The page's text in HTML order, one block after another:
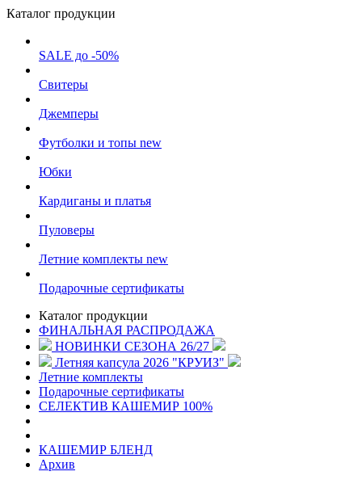
Каталог продукции
SALE до -50%
Свитеры
Джемперы
Футболки и топы new
Юбки
Кардиганы и платья
Пуловеры
Летние комплекты new
Подарочные сертификаты
Каталог продукции
ФИНАЛЬНАЯ РАСПРОДАЖА
НОВИНКИ СЕЗОНА 26/27
Летняя капсула 2026 "КРУИЗ"
Летние комплекты
Подарочные сертификаты
СЕЛЕКТИВ КАШЕМИР 100%
КАШЕМИР БЛЕНД
Архив